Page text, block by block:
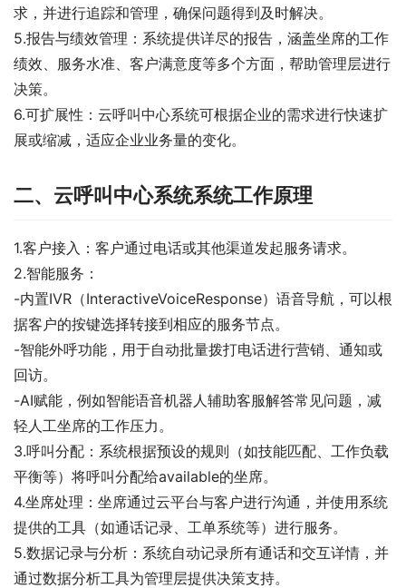
求，并进行追踪和管理，确保问题得到及时解决。
5.报告与绩效管理：系统提供详尽的报告，涵盖坐席的工作
绩效、服务水准、客户满意度等多个方面，帮助管理层进行
决策。
6.可扩展性：云呼叫中心系统可根据企业的需求进行快速扩
展或缩减，适应企业业务量的变化。
二、云呼叫中心系统系统工作原理
1.客户接入：客户通过电话或其他渠道发起服务请求。
2.智能服务：
-内置IVR（InteractiveVoiceResponse）语音导航，可以根
据客户的按键选择转接到相应的服务节点。
-智能外呼功能，用于自动批量拨打电话进行营销、通知或
回访。
-AI赋能，例如智能语音机器人辅助客服解答常见问题，减
轻人工坐席的工作压力。
3.呼叫分配：系统根据预设的规则（如技能匹配、工作负载
平衡等）将呼叫分配给available的坐席。
4.坐席处理：坐席通过云平台与客户进行沟通，并使用系统
提供的工具（如通话记录、工单系统等）进行服务。
5.数据记录与分析：系统自动记录所有通话和交互详情，并
通过数据分析工具为管理层提供决策支持。